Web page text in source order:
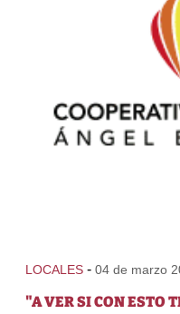
LOCALES - 04 de marzo
"A VER SI CON ESTO